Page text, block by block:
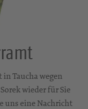
Taucha wegen
wieder für Sie
uns eine Nachricht